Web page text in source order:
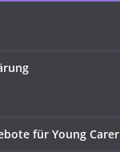
für Young Carer